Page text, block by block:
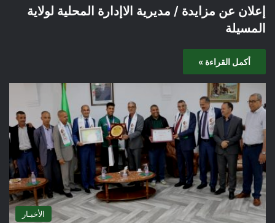
إعلان عن مزايدة / مديرية الاإدارة المحلية لولاية
المسيلة
أكمل القراءة »
الأخبـار